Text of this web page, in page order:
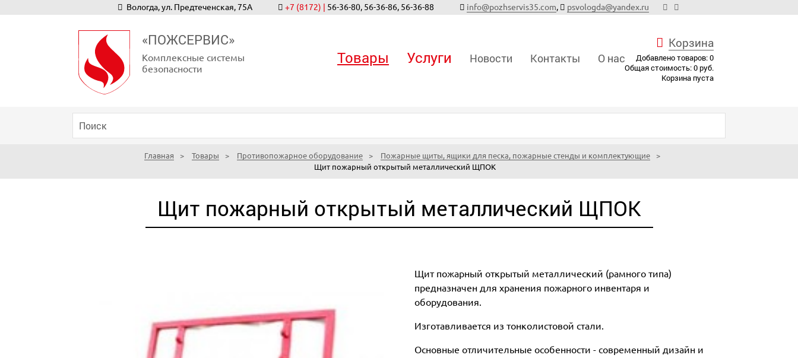
Вологда, ул. Предтеченская, 75А +7 (8172) | 56-36-80, 56-36-86, 56-36-88 info@pozhservis35.com, psvologda@yandex.ru
«ПОЖСЕРВИС»
Комплексные системы
безопасности
Товары Услуги Новости Контакты О нас
Корзина
Добавлено товаров:0
Общая стоимость:0руб.
Корзина пуста
Главная Товары Противопожарное оборудование
Пожарные щиты, ящики для песка, пожарные стенды и комплектующие
Щит пожарный открытый металлический ЩПОК
Щит пожарный открытый металлический ЩПОК
Щит пожарный открытый металлический (рамного типа)
предназначен для хранения пожарного инвентаря и
оборудования.
Изготавливается из тонколистовой стали.
Основные отличительные особенности - современный дизайн и